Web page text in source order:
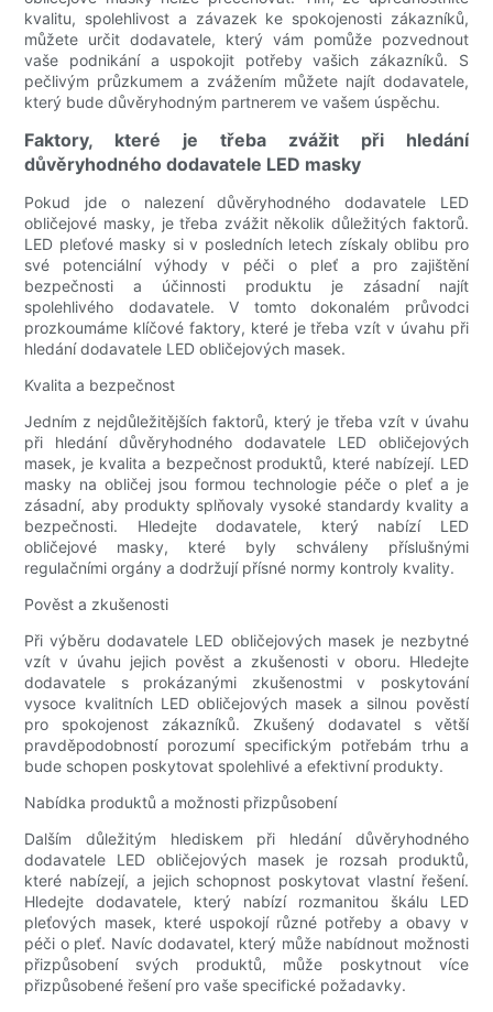
kvalitu, spolehlivost a závazek ke spokojenosti zákazníků,
můžete určit dodavatele, který vám pomůže pozvednout
vaše podnikání a uspokojit potřeby vašich zákazníků. S
pečlivým průzkumem a zvážením můžete najít dodavatele,
který bude důvěryhodným partnerem ve vašem úspěchu.
Faktory, které je třeba zvážit při hledání
důvěryhodného dodavatele LED masky
Pokud jde o nalezení důvěryhodného dodavatele LED
obličejové masky, je třeba zvážit několik důležitých faktorů.
LED pleťové masky si v posledních letech získaly oblibu pro
své potenciální výhody v péči o pleť a pro zajištění
bezpečnosti a účinnosti produktu je zásadní najít
spolehlivého dodavatele. V tomto dokonalém průvodci
prozkoumáme klíčové faktory, které je třeba vzít v úvahu při
hledání dodavatele LED obličejových masek.
Kvalita a bezpečnost
Jedním z nejdůležitějších faktorů, který je třeba vzít v úvahu
při hledání důvěryhodného dodavatele LED obličejových
masek, je kvalita a bezpečnost produktů, které nabízejí. LED
masky na obličej jsou formou technologie péče o pleť a je
zásadní, aby produkty splňovaly vysoké standardy kvality a
bezpečnosti. Hledejte dodavatele, který nabízí LED
obličejové masky, které byly schváleny příslušnými
regulačními orgány a dodržují přísné normy kontroly kvality.
Pověst a zkušenosti
Při výběru dodavatele LED obličejových masek je nezbytné
vzít v úvahu jejich pověst a zkušenosti v oboru. Hledejte
dodavatele s prokázanými zkušenostmi v poskytování
vysoce kvalitních LED obličejových masek a silnou pověstí
pro spokojenost zákazníků. Zkušený dodavatel s větší
pravděpodobností porozumí specifickým potřebám trhu a
bude schopen poskytovat spolehlivé a efektivní produkty.
Nabídka produktů a možnosti přizpůsobení
Dalším důležitým hlediskem při hledání důvěryhodného
dodavatele LED obličejových masek je rozsah produktů,
které nabízejí, a jejich schopnost poskytovat vlastní řešení.
Hledejte dodavatele, který nabízí rozmanitou škálu LED
pleťových masek, které uspokojí různé potřeby a obavy v
péči o pleť. Navíc dodavatel, který může nabídnout možnosti
přizpůsobení svých produktů, může poskytnout více
přizpůsobené řešení pro vaše specifické požadavky.